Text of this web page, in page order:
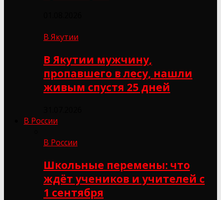
В Якутии
В Якутии мужчину,
пропавшего в лесу, нашли
живым спустя 25 дней
В России
В России
Школьные перемены: что
ждёт учеников и учителей с
1 сентября